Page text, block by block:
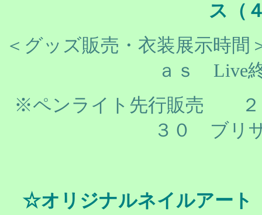
ス（
＜グッズ販売・衣装展示時
ａｓ Live
※ペンライト先行販売 ２
３０ ブリ
☆オリジナルネイルア